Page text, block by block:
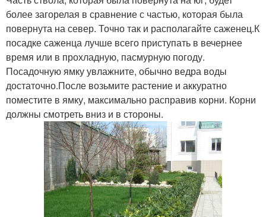
более загорелая в сравнение с частью, которая была
повернута на север. Точно так и располагайте саженец.К
посадке саженца лучше всего приступать в вечернее
время или в прохладную, пасмурную погоду.
Посадочную ямку увлажните, обычно ведра воды
достаточно.После возьмите растение и аккуратно
поместите в ямку, максимально расправив корни. Корни
должны смотреть вниз и в стороны.